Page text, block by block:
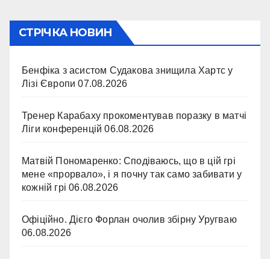
СТРІЧКА НОВИН
Бенфіка з асистом Судакова знищила Хартс у
Лізі Європи 07.08.2026
Тренер Карабаху прокоментував поразку в матчі
Ліги конференцій 06.08.2026
Матвій Пономаренко: Сподіваюсь, що в цій грі
мене «прорвало», і я почну так само забивати у
кожній грі 06.08.2026
Офіційно. Дієго Форлан очолив збірну Уругваю
06.08.2026